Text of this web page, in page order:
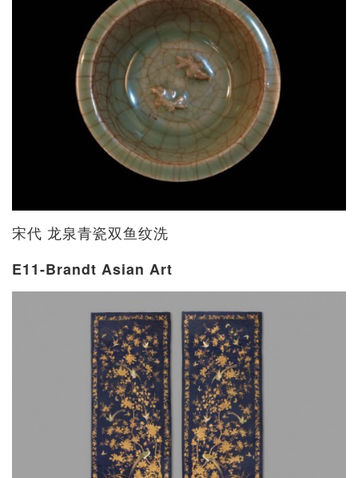
宋代 龙泉青瓷双鱼纹洗
E11-Brandt Asian Art